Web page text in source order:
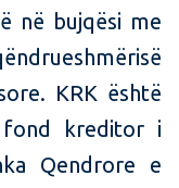
në bujqësi me
KRK është
kreditor i
Qendrore e